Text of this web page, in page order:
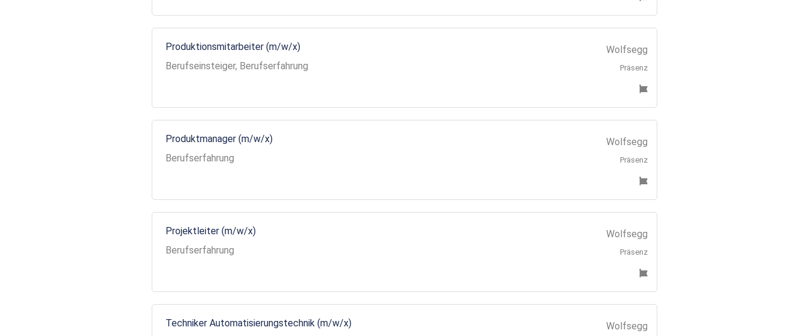
Produktionsmitarbeiter (m/w/x)
Berufseinsteiger, Berufserfahrung
Wolfsegg
Präsenz
Produktmanager (m/w/x)
Berufserfahrung
Wolfsegg
Präsenz
Projektleiter (m/w/x)
Berufserfahrung
Wolfsegg
Präsenz
Techniker Automatisierungstechnik (m/w/x)
Wolfsegg